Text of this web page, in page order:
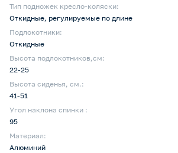
Тип подножек кресло-коляски:
Откидные, регулируемые по длине
Подлокотники:
Откидные
Высота подлокотников,см:
22-25
Высота сиденья, см.:
41-51
Угол наклона спинки :
95
Материал:
Алюминий